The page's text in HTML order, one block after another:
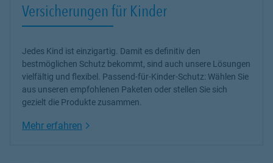
Versicherungen für Kinder
Jedes Kind ist einzigartig. Damit es definitiv den
bestmöglichen Schutz bekommt, sind auch unsere Lösungen
vielfältig und flexibel. Passend-für-Kinder-Schutz: Wählen Sie
aus unseren empfohlenen Paketen oder stellen Sie sich
gezielt die Produkte zusammen.
Mehr erfahren Link Opens in New Tab